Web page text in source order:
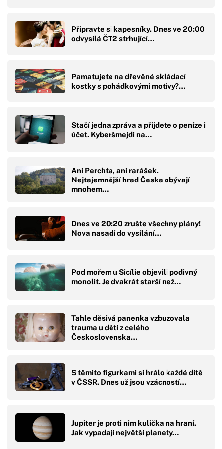
Připravte si kapesníky. Dnes ve 20:00
odvysílá ČT2 strhující…
Pamatujete na dřevěné skládací
kostky s pohádkovými motivy?…
Stačí jedna zpráva a přijdete o peníze i
účet. Kyberšmejdi na…
Ani Perchta, ani rarášek.
Nejtajemnější hrad Česka obývají
mnohem…
Dnes ve 20:20 zrušte všechny plány!
Nova nasadí do vysílání…
Pod mořem u Sicílie objevili podivný
monolit. Je dvakrát starší než…
Tahle děsivá panenka vzbuzovala
trauma u dětí z celého
Československa…
S těmito figurkami si hrálo každé dítě
v ČSSR. Dnes už jsou vzácností…
Jupiter je proti nim kulička na hraní.
Jak vypadají největší planety…